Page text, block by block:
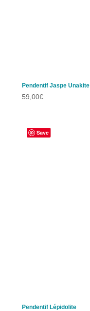
Pendentif Jaspe Unakite
59,00€
Save
Pendentif Lépidolite